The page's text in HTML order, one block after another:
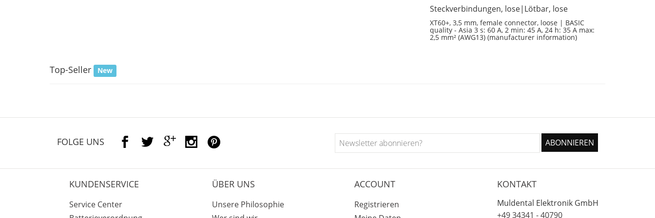
Steckverbindungen, lose|Lötbar, lose
XT60+, 3,5 mm, female connector, loose | BASIC
quality - Asia 3 s: 60 A, 2 min: 45 A, 24 h: 35 A max:
2,5 mm² (AWG13) (manufacturer information)
Top-Seller New
FOLGE UNS
KUNDENSERVICE
Service Center
ÜBER UNS
Unsere Philosophie
ACCOUNT
Registrieren
KONTAKT
Muldental Elektronik GmbH
+49 34341 - 40790